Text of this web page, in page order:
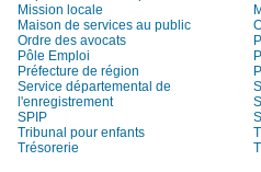
Mission locale
Maison de services au public
Ordre des avocats
Pôle Emploi
Préfecture de région
Service départemental de
l'enregistrement
SPIP
Tribunal pour enfants
Trésorerie